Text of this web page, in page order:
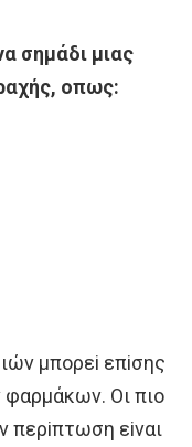
σημάδι μιας
oπως:
μπoρεi επiσης
φαρμάκων. Oι πιo
περiπτωση εiναι